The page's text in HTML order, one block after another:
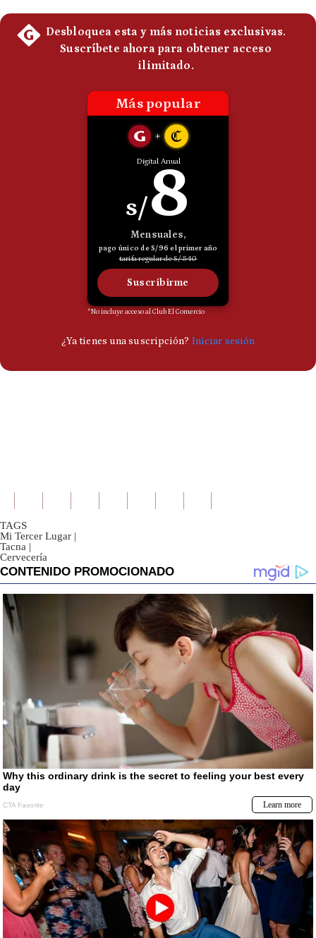
Cookies
Preguntas
TAGS
Mi Tercer Lugar |
Tacna |
Cervecería